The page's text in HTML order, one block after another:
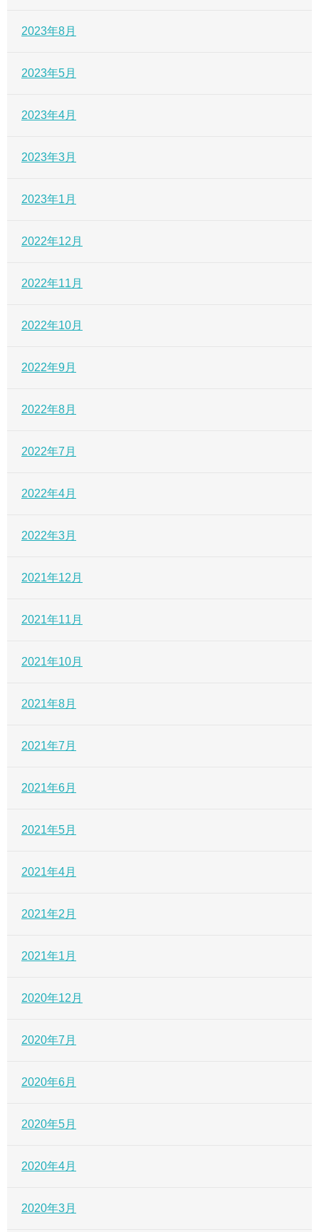
2023年8月
2023年5月
2023年4月
2023年3月
2023年1月
2022年12月
2022年11月
2022年10月
2022年9月
2022年8月
2022年7月
2022年4月
2022年3月
2021年12月
2021年11月
2021年10月
2021年8月
2021年7月
2021年6月
2021年5月
2021年4月
2021年2月
2021年1月
2020年12月
2020年7月
2020年6月
2020年5月
2020年4月
2020年3月